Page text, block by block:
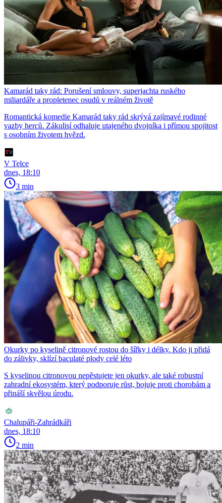
Kamarád taky rád: Porušení smlouvy, superjachta ruského
miliardáře a propletenec osudů v reálném životě
Romantická komedie Kamarád taky rád skrývá zajímavé rodinné
vazby herců. Zákulisí odhaluje utajeného dvojníka i přímou spojitost
s osobním životem hvězd.
V Telce
dnes, 18:10
3 min
Okurky po kyselině citronové rostou do šířky i délky. Kdo ji přidá
do zálivky, sklízí baculaté plody celé léto
S kyselinou citronovou nepěstujete jen okurky, ale také robustní
zahradní ekosystém, který podporuje růst, bojuje proti chorobám a
přináší skvělou úrodu.
Chalupáři-Zahrádkáři
dnes, 18:10
2 min